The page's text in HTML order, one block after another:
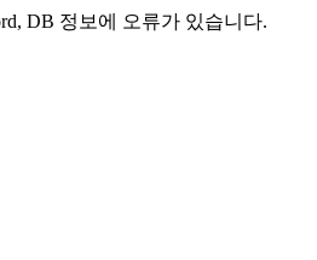
DB 정보에 오류가 있습니다.